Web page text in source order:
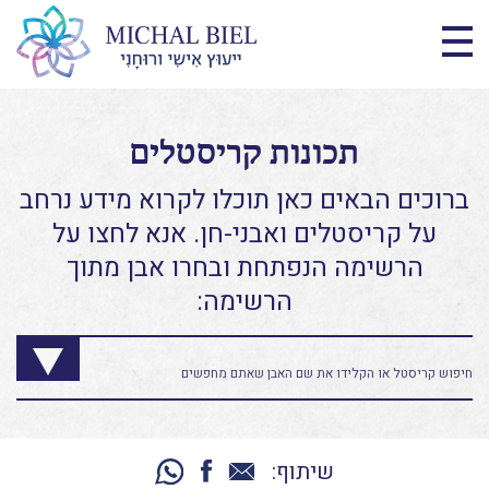
תכונות קריסטלים
ברוכים הבאים כאן תוכלו לקרוא מידע נרחב
על קריסטלים ואבני-חן. אנא לחצו על
הרשימה הנפתחת ובחרו אבן מתוך
הרשימה:
שיתוף: